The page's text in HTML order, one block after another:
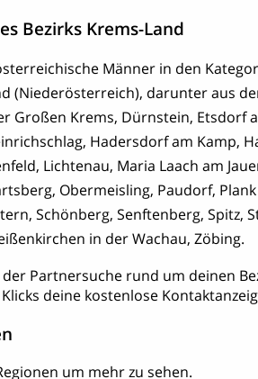
Bezirks Krems-Land
Männer in den
(Niederösterreich), darunter aus
Großen Krems, Dürnstein, Etsdorf
Hadersdorf am Kamp,
Lichtenau, Maria Laach am
Obermeisling, Paudorf,
Schönberg, Senftenberg, Spitz,
in der Wachau, Zöbing.
Partnersuche rund um deinen
deine kostenlose
um mehr zu sehen.